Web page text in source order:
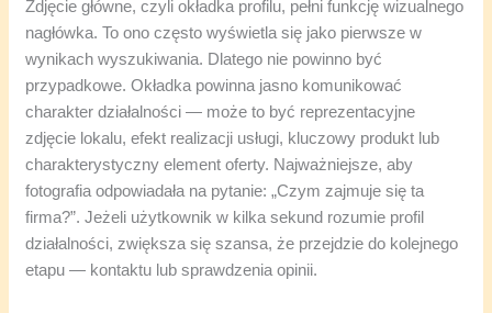
Zdjęcie główne, czyli okładka profilu, pełni funkcję wizualnego
nagłówka. To ono często wyświetla się jako pierwsze w
wynikach wyszukiwania. Dlatego nie powinno być
przypadkowe. Okładka powinna jasno komunikować
charakter działalności — może to być reprezentacyjne
zdjęcie lokalu, efekt realizacji usługi, kluczowy produkt lub
charakterystyczny element oferty. Najważniejsze, aby
fotografia odpowiadała na pytanie: „Czym zajmuje się ta
firma?”. Jeżeli użytkownik w kilka sekund rozumie profil
działalności, zwiększa się szansa, że przejdzie do kolejnego
etapu — kontaktu lub sprawdzenia opinii.